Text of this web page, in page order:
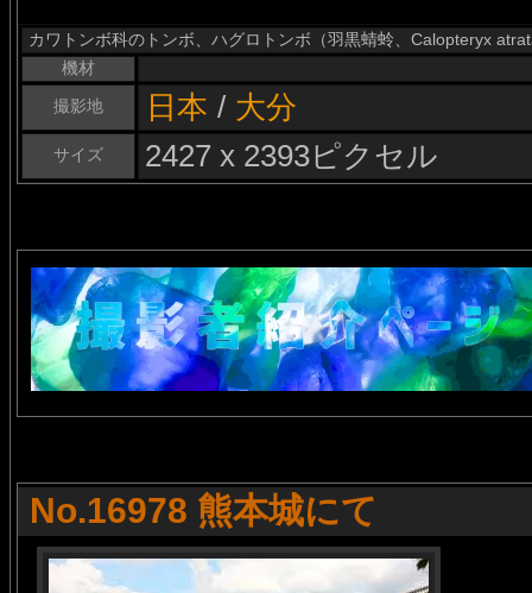
カワトンボ科のトンボ、ハグロトンボ（羽黒蜻蛉、Calopteryx
機材
撮影地
日本 / 大分
サイズ 2427 x 2393ピクセル
No.16978 熊本城にて